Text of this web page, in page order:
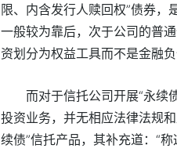
限、内含发行人赎回权”债券，
一般较为靠后，次于公司的普
资划分为权益工具而不是金融
而对于信托公司开展“永续
投资业务，并无相应法律法规
续债”信托产品，其补充道：“